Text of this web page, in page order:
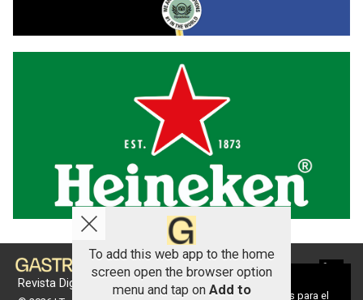
Revista Digital de gastronomía
To add this web app to the home
screen open the browser option
menu and tap on Add to
Aviso sobre el Uso de cookies:
Utilizamos cookies nuestras y de terceros para el